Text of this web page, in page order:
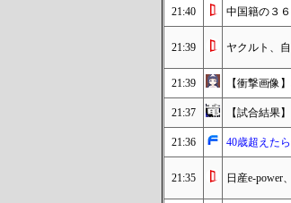
21:40 中国籍の３
21:39 ヤクルト、
21:39 【衝撃画像
21:37 【試合結果
21:36 40歳超えた
21:35 日産e-power